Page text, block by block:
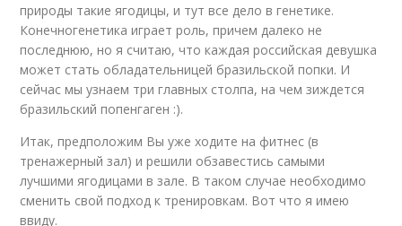
природы такие ягодицы, и тут все дело в генетике.
Конечногенетика играет роль, причем далеко не
последнюю, но я считаю, что каждая российская девушка
может стать обладательницей бразильской попки. И
сейчас мы узнаем три главных столпа, на чем зиждется
бразильский попенгаген :).
Итак, предположим Вы уже ходите на фитнес (в
тренажерный зал) и решили обзавестись самыми
лучшими ягодицами в зале. В таком случае необходимо
сменить свой подход к тренировкам. Вот что я имею
ввиду.